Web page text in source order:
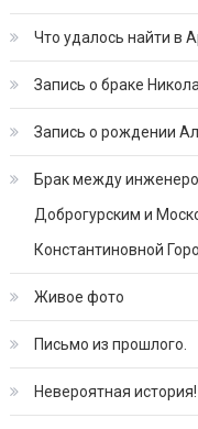
Что удалось найти в
Запись о браке
Запись о рождении
Брак между
Доброгурским и
Константиновной
Живое фото
Письмо из прошлого.
Невероятная история!